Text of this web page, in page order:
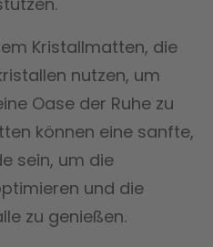
Kristallmatten, die
nutzen, um
Oase der Ruhe zu
können eine sanfte,
sein, um die
und die
zu genießen.